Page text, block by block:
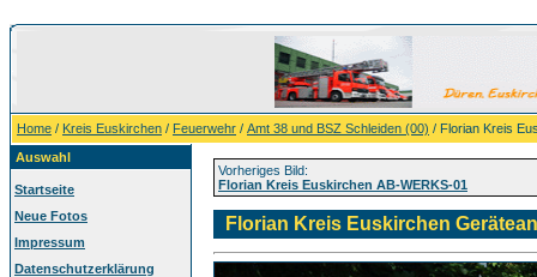
Home / Kreis Euskirchen / Feuerwehr / Amt 38 und BSZ Schleiden (00) / Florian Kreis
Auswahl
Startseite
Neue Fotos
Impressum
Datenschutzerklärung
Vorheriges Bild:
Florian Kreis Euskirchen AB-WERKS-01
Florian Kreis Euskirchen